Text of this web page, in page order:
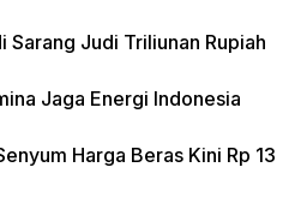
Sarang Judi Triliunan Rupiah
Jaga Energi Indonesia
Harga Beras Kini Rp 13